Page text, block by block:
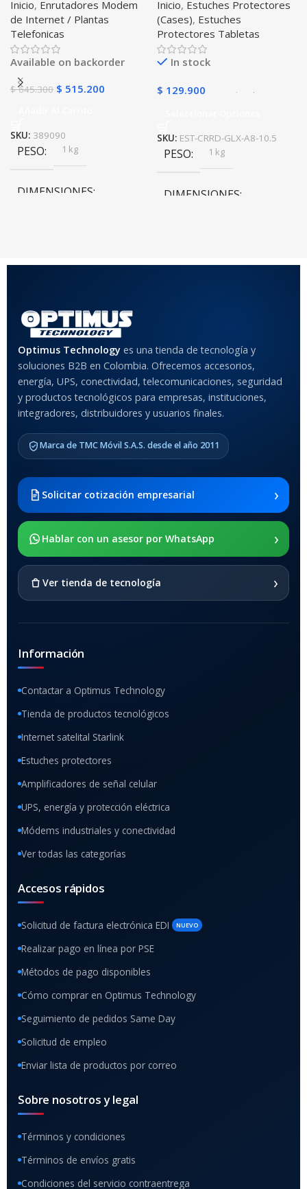
Libre Todo Operador 4G
LTE SIMCARD
Inicio, Enrutadores Modem
de Internet / Plantas
Telefonicas
Available on backorder
$645.300 $ 515.200
SKU: 389090
PESO 1 kg
DIMENSIONES
Tablet Samsung Galaxy
Tab A8 10.5 2021 – 2022
SM-x200 SM-x205 Anti
golpes con soporte
Inicio, Estuches Protectores
(Cases), Estuches
Protectores Tabletas
In stock
$ 129.900
SKU: EST-CRRD-GLX-A8-10.5
PESO 1 kg
DIMENSIONES
COLOR
Anti-Shock
MODELO DE TABLETS
COMPATIBLES
2021 SM-x200 / Samsung
Galaxy Tab A8 10.5 2021 SM-
x205
SOPORTE DE APOYO
Optimus Technology es una tienda de tecnología y
soluciones B2B en Colombia. Ofrecemos accesorios,
energía, UPS, conectividad, telecomunicaciones, seguridad
y productos tecnológicos para empresas, instituciones,
integradores, distribuidores y usuarios finales.
Marca de TMC Móvil S.A.S. desde el año 2011
Solicitar cotización empresarial ›
Hablar con un asesor por WhatsApp ›
Ver tienda de tecnología ›
Información
Contactar a Optimus Technology
Tienda de productos tecnológicos
Internet satelital Starlink
Estuches protectores
Amplificadores de señal celular
UPS, energía y protección eléctrica
Módems industriales y conectividad
Ver todas las categorías
Accesos rápidos
Solicitud de factura electrónica EDI NUEVO
Realizar pago en línea por PSE
Métodos de pago disponibles
Cómo comprar en Optimus Technology
Seguimiento de pedidos Same Day
Solicitud de empleo
Enviar lista de productos por correo
Sobre nosotros y legal
Términos y condiciones
Términos de envíos gratis
Condiciones del servicio contraentrega